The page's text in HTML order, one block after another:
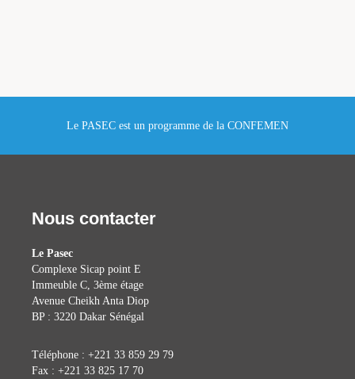
Le PASEC est un programme de la CONFEMEN
Nous contacter
Le Pasec
Complexe Sicap point E
Immeuble C, 3ème étage
Avenue Cheikh Anta Diop
BP : 3220 Dakar Sénégal
Téléphone : +221 33 859 29 79
Fax : +221 33 825 17 70